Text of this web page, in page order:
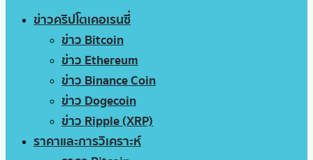
ข่าวคริปโตเคอเรนซี่
ข่าว Bitcoin
ข่าว Ethereum
ข่าว Binance Coin
ข่าว Dogecoin
ข่าว Ripple (XRP)
ราคาและการวิเคราะห์